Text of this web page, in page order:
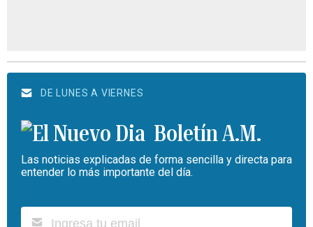
DE LUNES A VIERNES
Boletín A.M.
Las noticias explicadas de forma sencilla y directa para
entender lo más importante del día.